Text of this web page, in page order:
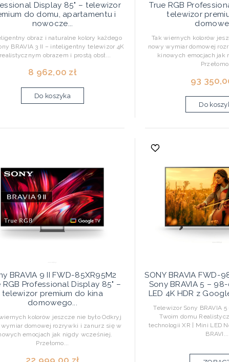
Display 85" – telewizor
do domu, apartamentu i
nowocze...
obraz i naturalne kolory każdego
BRAVIA 3 II – inteligentny telewizor 4K
obrazem i prostą obsł...
8 962,00 zł
Do koszyka
True RGB
telewizor
Tak wiernych kolorów
nowy wymiar domowej
kinowych emocjach jak
93
Do
BRAVIA 9 II FWD-85XR95M2
RGB Professional Display 85" –
telewizor premium do kina
domowego...
kolorów jeszcze nie było Odkryj
domowej rozrywki i zanurz się w
emocjach jak nigdy wcześniej.
Przełomo...
22 999,00 zł
SONY BRAVIA FWD-
Sony BRAVIA 5 –
LED 4K HDR z
Telewizor Sony BRAVIA
Twoim domu
technologii XR | Mini LED
BRAVI...